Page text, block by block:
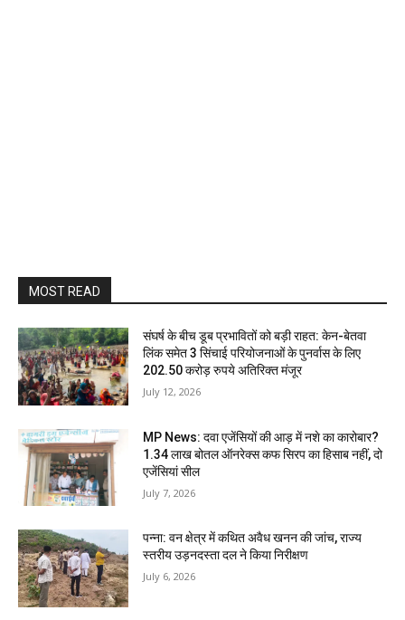
MOST READ
संघर्ष के बीच डूब प्रभावितों को बड़ी राहत: केन-बेतवा
लिंक समेत 3 सिंचाई परियोजनाओं के पुनर्वास के लिए
202.50 करोड़ रुपये अतिरिक्त मंजूर
July 12, 2026
MP News: दवा एजेंसियों की आड़ में नशे का कारोबार?
1.34 लाख बोतल ऑनरेक्स कफ सिरप का हिसाब नहीं, दो
एजेंसियां सील
July 7, 2026
पन्ना: वन क्षेत्र में कथित अवैध खनन की जांच, राज्य
स्तरीय उड़नदस्ता दल ने किया निरीक्षण
July 6, 2026